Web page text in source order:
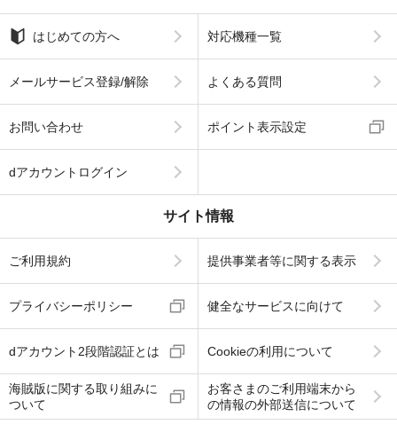
はじめての方へ 対応機種一覧
メールサービス登録/解除 よくある質問
お問い合わせ ポイント表示設定
dアカウントログイン
サイト情報
ご利用規約 提供事業者等に関する表示
プライバシーポリシー 健全なサービスに向けて
dアカウント2段階認証とは Cookieの利用について
海賊版に関する取り組みに
ついて
お客さまのご利用端末から
の情報の外部送信について